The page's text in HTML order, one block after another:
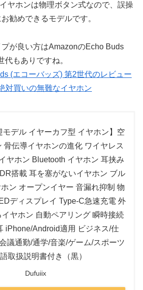
ヤホンは物理ボタン式なので、誤操
勧めできるモデルです。
が良い方はAmazonのEcho Buds
代もありですね。
(エコーバッズ) 第2世代のレビュー
対買いの無難なイヤホン
モデル イヤーカフ型 イヤホン】空
骨伝導イヤホンの進化 ワイヤレス
ヤホン Bluetooth イヤホン 耳挟み
搭載 耳を塞がないイヤホン ブル
ン オープンイヤー 音漏れ抑制 物
ディスプレイ Type‐C急速充電 外
ヤホン 自動ペアリング 瞬時接続
iPhone/Android適用 ビジネス/仕
議通勤/通学/音楽/ゲーム/スポーツ
取扱説明書付き（黒）
Dufuiix